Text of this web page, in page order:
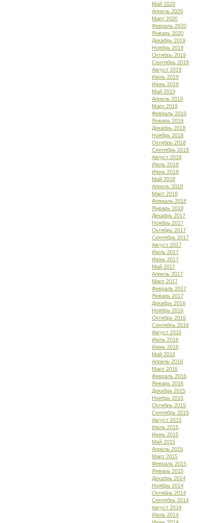
Май 2020
Апрель 2020
Март 2020
Февраль 2020
Январь 2020
Декабрь 2019
Ноябрь 2019
Октябрь 2019
Сентябрь 2019
Август 2019
Июль 2019
Июнь 2019
Май 2019
Апрель 2019
Март 2019
Февраль 2019
Январь 2019
Декабрь 2018
Ноябрь 2018
Октябрь 2018
Сентябрь 2018
Август 2018
Июль 2018
Июнь 2018
Май 2018
Апрель 2018
Март 2018
Февраль 2018
Январь 2018
Декабрь 2017
Ноябрь 2017
Октябрь 2017
Сентябрь 2017
Август 2017
Июль 2017
Июнь 2017
Май 2017
Апрель 2017
Март 2017
Февраль 2017
Январь 2017
Декабрь 2016
Ноябрь 2016
Октябрь 2016
Сентябрь 2016
Август 2016
Июль 2016
Июнь 2016
Май 2016
Апрель 2016
Март 2016
Февраль 2016
Январь 2016
Декабрь 2015
Ноябрь 2015
Октябрь 2015
Сентябрь 2015
Август 2015
Июль 2015
Июнь 2015
Май 2015
Апрель 2015
Март 2015
Февраль 2015
Январь 2015
Декабрь 2014
Ноябрь 2014
Октябрь 2014
Сентябрь 2014
Август 2014
Июль 2014